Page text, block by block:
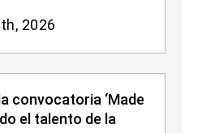
2026
convocatoria ‘Made
el talento de la